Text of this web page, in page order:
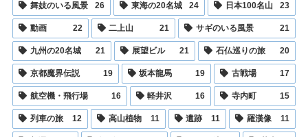
舞妓のいる風景 26 東海の20名城 24 日本100名山 23
動画 22 二上山 21 サギのいる風景 21
九州の20名城 21 展望ビル 21 石仏巡りの旅 20
京都魔界伝説 19 坂本龍馬 19 古戦場 17
航空機・飛行場 16 軽井沢 16 寺内町 15
列車の旅 12 高山植物 11 遺跡 11 羅漢像 11